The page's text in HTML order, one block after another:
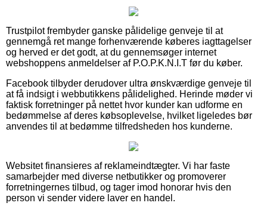
Trustpilot frembyder ganske pålidelige genveje til at
gennemgå ret mange forhenværende køberes iagttagelser
og herved er det godt, at du gennemsøger internet
webshoppens anmeldelser af P.O.P.K.N.I.T før du køber.
Facebook tilbyder derudover ultra ønskværdige genveje til
at få indsigt i webbutikkens pålidelighed. Herinde møder vi
faktisk forretninger på nettet hvor kunder kan udforme en
bedømmelse af deres købsoplevelse, hvilket ligeledes bør
anvendes til at bedømme tilfredsheden hos kunderne.
Websitet finansieres af reklameindtægter. Vi har faste
samarbejder med diverse netbutikker og promoverer
forretningernes tilbud, og tager imod honorar hvis den
person vi sender videre laver en handel.